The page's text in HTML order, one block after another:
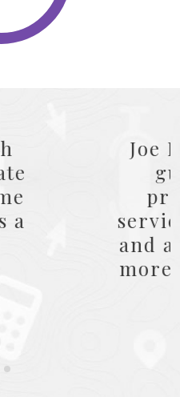
smartest
met, he
tech
template
to become
as a